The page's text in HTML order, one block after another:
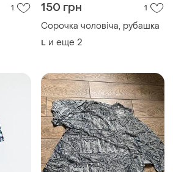
1 150 грн 1
Сорочка чоловіча, рубашка
L и еще 2